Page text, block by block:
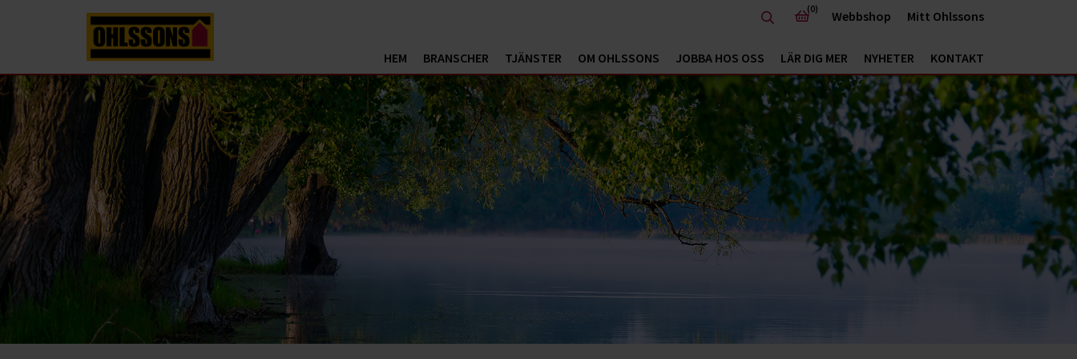
HEM BRANSCHER TJÄNSTER OM OHLSSONS JOBBA HOS OSS LÄR DIG MER NYHETER KONTAKT
(0) Webbshop Mitt Ohlssons